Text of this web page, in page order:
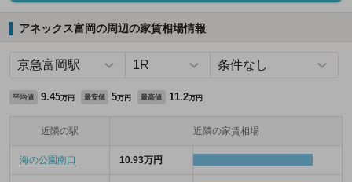
アネックス富岡の周辺の家賃相場情報
平均値 9.45万円 最安値 5万円 最高値 11.2万円
近隣の駅 近隣の家賃相場
海の公園南口 10.93万円